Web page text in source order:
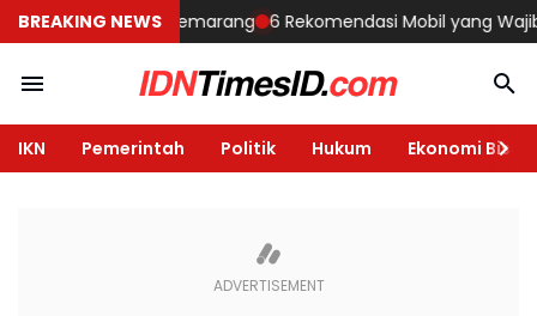
BREAKING NEWS
Rumah di Semarang 6 Rekomendasi Mobil yang Wajib
IKN Pemerintah Politik Hukum Ekonomi Bisnis